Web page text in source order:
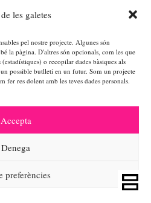
les galetes
pel nostre projecte. Algunes són
la pàgina. D'altres són opcionals, com les que
o recopilar dades bàsiques als
possible butlletí en un futur. Som un projecte
fer res dolent amb les teves dades personals.
Accepta
Denega
preferències